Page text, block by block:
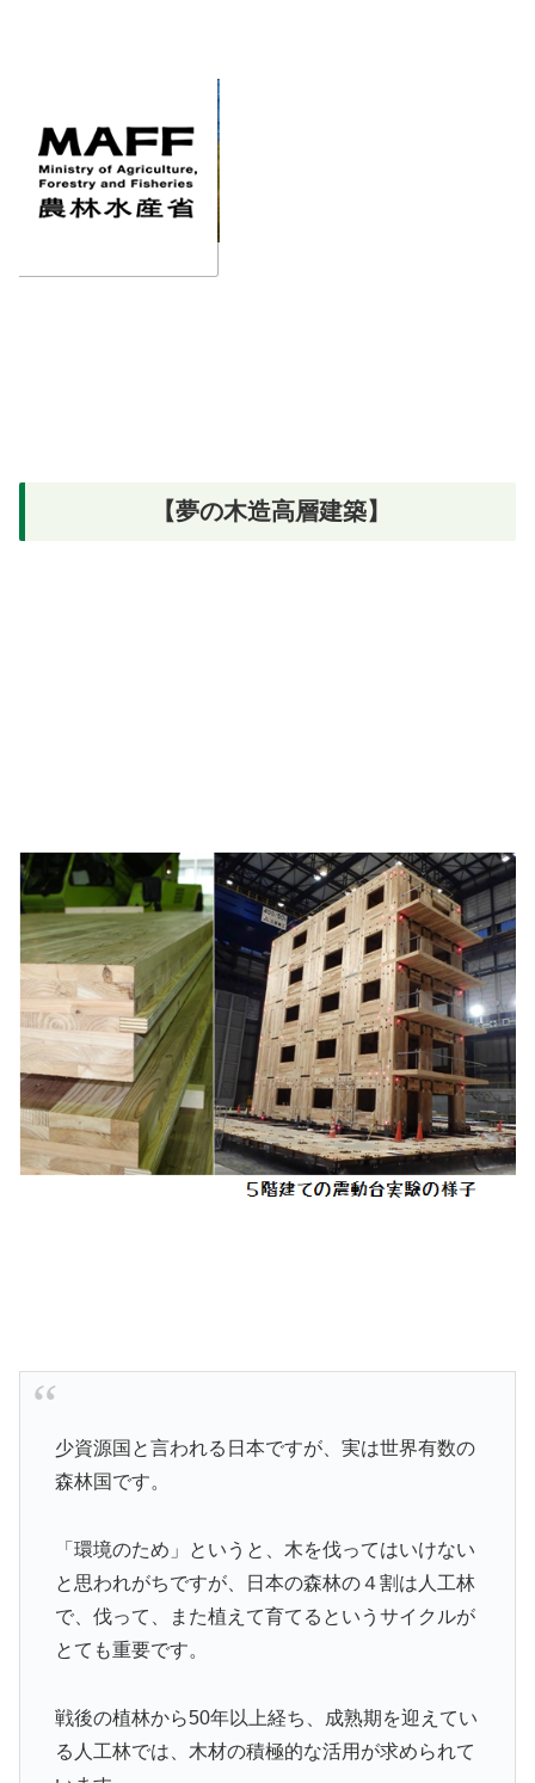
【夢の木造高層建築】
少資源国と言われる日本ですが、実は世界有数の
森林国 です。
「環境のため」というと、木を伐ってはいけない
と 思われがちですが、日本の森林の４割は人工林
で、伐って
、また植えて育てるというサイクルが
とても重要です。
戦後の植林から50年以上経ち、成熟期を迎えてい
る人 工林では、木材の積極的な活用が求められて